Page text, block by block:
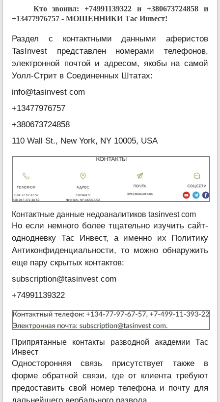
Кто звонил: +74991139322 и +380673724858 и
+13477976757 - МОШЕННИКИ Тас Инвест!
Раздел с контактными данными аферистов
TasInvest представлен номерами телефонов,
электронной почтой и адресом, якобы на самой
Уолл-Стрит в Соединенных Штатах:
info@tasinvest com
+13477976757
+380673724858
110 Wall St., New York, NY 10005, USA
Контактные данные недоаналитиков tasinvest com
Но если немного более тщательно изучить сайт-
однодневку Тас Инвест, а именно их Политику
Антиконфиденциальности, то можно обнаружить
еще пару скрытых контактов:
subscription@tasinvest com
+74991139322
Припрятанные контакты разводной академии Тас
Инвест
Односторонняя связь присутствует также в
форме обратной связи, где от клиента требуют
предоставить свой номер телефона и почту для